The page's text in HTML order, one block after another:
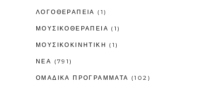
ΛΟΓΟΘΕΡΑΠΕΊΑ (1)
ΜΟΥΣΙΚΟΘΕΡΑΠΕΊΑ (1)
ΜΟΥΣΙΚΟΚΙΝΗΤΙΚΉ (1)
ΝΕΑ (791)
ΟΜΑΔΙΚΑ ΠΡΟΓΡΑΜΜΑΤΑ (102)